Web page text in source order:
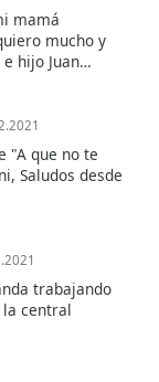
mamá
mucho y
hijo Juan…
"A que no te
Saludos desde
trabajando
la central